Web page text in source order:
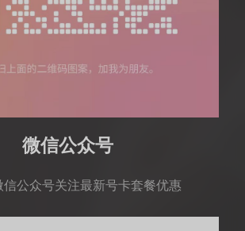
微信公众号
信公众号关注最新号卡套餐优惠